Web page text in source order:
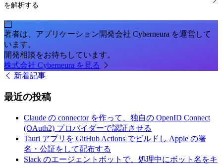
を解析する
著者は、アプリケーション開発会社 Cyberneura を運営して
います。
開発相談をお待ちしています。
株式会社 Cyberneura を見る
新着記事
最近の投稿
Claude の connector を作って、独自の OpenID Connect
(OAuth2) プロバイダーで認証させる
Tauri アプリを GitHub Actions でビルドし Apple の署
名・公証をして配布する
Slack のエージェントボットで、処理中にボット名をキ